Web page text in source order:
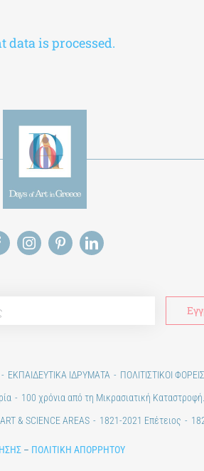
data is processed.
ΕΚΠΑΙΔΕΥΤΙΚΑ ΙΔΡΥΜΑΤΑ ΠΟΛΙΤΙΣΤΙΚΟΙ ΦΟΡΕΙΣ
100 χρόνια από τη Μικρασιατική
ART & SCIENCE AREAS 1821-2021 Επέτειος
– ΠΟΛΙΤΙΚΗ ΑΠΟΡΡΗΤΟΥ